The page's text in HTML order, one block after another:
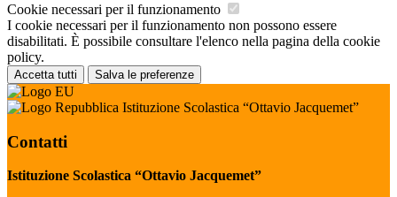
Cookie necessari per il funzionamento
I cookie necessari per il funzionamento non possono essere
disabilitati. È possibile consultare l'elenco nella pagina della cookie
policy.
Accetta tutti Salva le preferenze
Istituzione Scolastica “Ottavio Jacquemet”
Contatti
Istituzione Scolastica “Ottavio Jacquemet”